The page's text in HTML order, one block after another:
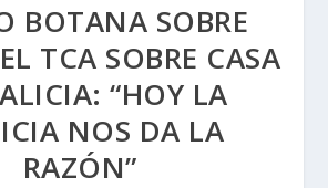
BOTANA SOBRE
TCA SOBRE CASA
“HOY LA
NOS DA LA
RAZÓN”